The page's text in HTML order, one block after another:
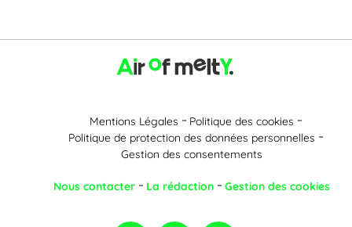
Mentions Légales
Politique des cookies
Politique de protection des données personnelles
Gestion des consentements
Nous contacter La rédaction Gestion des cookies